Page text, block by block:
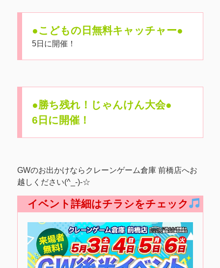
●こどもの日無料キャッチャー●
5日に開催！
●勝ち残れ！じゃんけん大会●
6日に開催！
GWのお出かけならクレーンゲーム倉庫 前橋店へお
越しください(^_-)-☆
イベント詳細はチラシをチェック